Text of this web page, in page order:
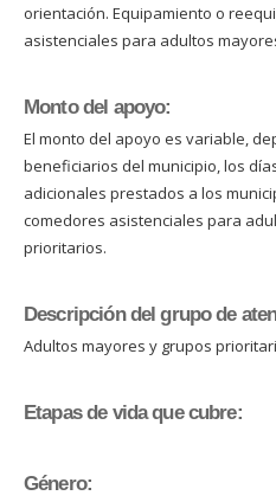
orientación. Equipamiento o
asistenciales para adultos
Monto del apoyo:
El monto del apoyo es variable,
beneficiarios del municipio, los
adicionales prestados a los
comedores asistenciales para
prioritarios.
Descripción del grupo de
Adultos mayores y grupos
Etapas de vida que cubre:
Género: